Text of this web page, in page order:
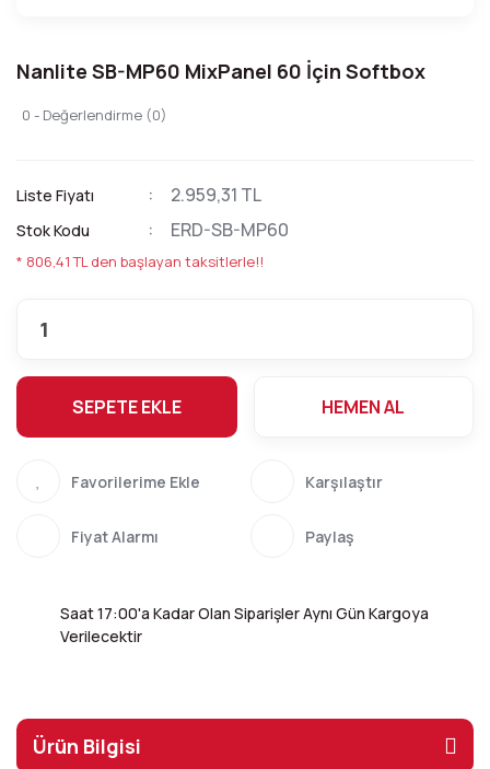
Nanlite SB-MP60 MixPanel 60 İçin Softbox
0 - Değerlendirme (0)
Liste Fiyatı 2.959,31 TL
Stok Kodu ERD-SB-MP60
* 806,41 TL den başlayan taksitlerle!!
SEPETE EKLE HEMEN AL
Karşılaştır
Fiyat Alarmı Paylaş
Saat 17:00'a Kadar Olan Siparişler Aynı Gün Kargoya
Verilecektir
Ürün Bilgisi